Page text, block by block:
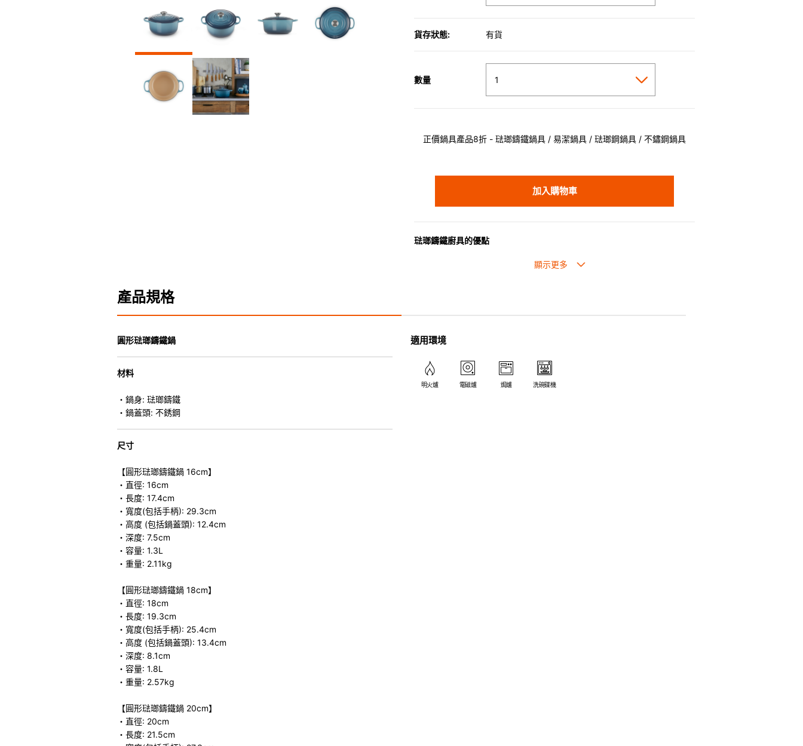
貨存狀態: 有貨
數量
正價鍋具產品8折 - 琺瑯鑄鐵鍋具 / 易潔鍋具 / 琺瑯鋼鍋具 / 不鏽鋼鍋具
加入購物車
琺瑯鑄鐵廚具的優點
• 琺瑯鑄鐵傳熱性均勻，不會產生過熱點。
• 適用於多種熱源，例如明火、電磁爐或焗爐（微波爐除外）。
產品規格
圓形琺瑯鑄鐵鍋
材料
・鍋身: 琺瑯鑄鐵
・鍋蓋頭: 不銹鋼
尺寸
【圓形琺瑯鑄鐵鍋 16cm】
・直徑: 16cm
・長度: 17.4cm
・寬度(包括手柄): 29.3cm
・高度 (包括鍋蓋頭): 12.4cm
・深度: 7.5cm
・容量: 1.3L
・重量: 2.11kg
【圓形琺瑯鑄鐵鍋 18cm】
・直徑: 18cm
・長度: 19.3cm
・寬度(包括手柄): 25.4cm
・高度 (包括鍋蓋頭): 13.4cm
・深度: 8.1cm
・容量: 1.8L
・重量: 2.57kg
【圓形琺瑯鑄鐵鍋 20cm】
・直徑: 20cm
・長度: 21.5cm
適用環境
明火爐 電磁爐 焗爐 洗碗碟機